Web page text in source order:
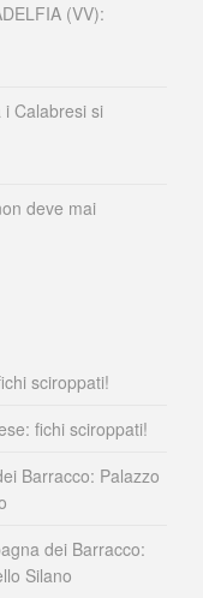
(VV):
i Calabresi si
deve mai
sciroppati!
fichi sciroppati!
Barracco: Palazzo
dei Barracco:
Silano